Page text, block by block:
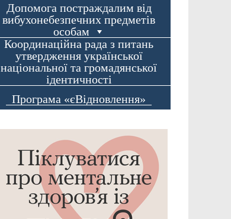
Допомога постраждалим від
вибухонебезпечних предметів
особам
Координаційна рада з питань
утвердження української
національної та громадянської
ідентичності
Програма «єВідновлення»